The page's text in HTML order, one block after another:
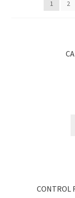
1 2
CONTROL